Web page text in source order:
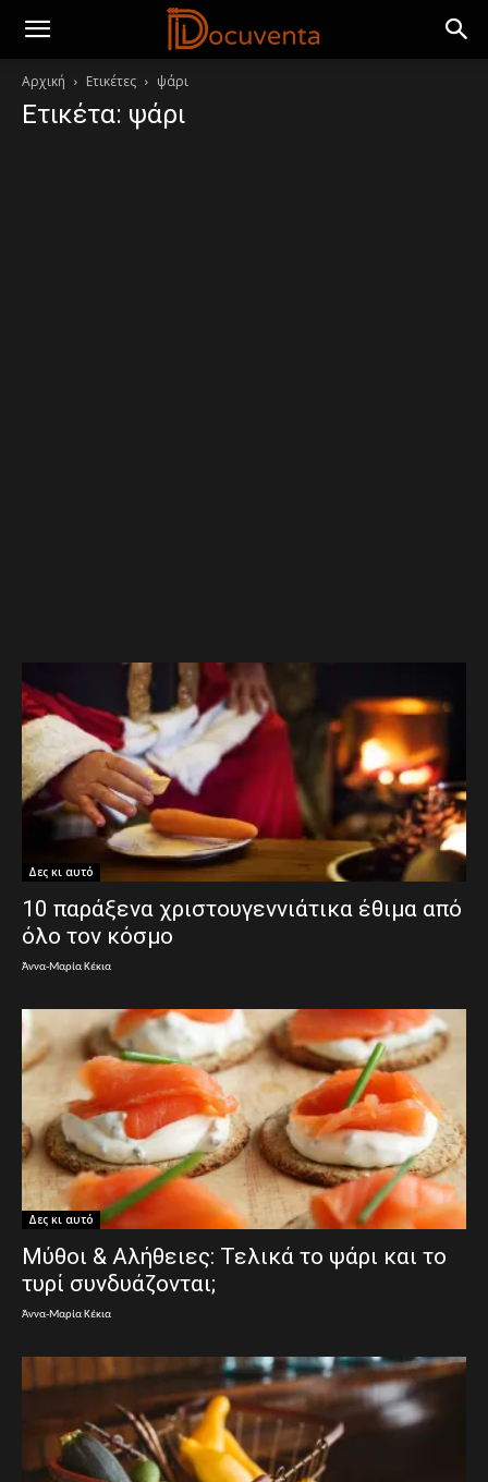
Αρχική Ετικέτες ψάρι
Ετικέτα: ψάρι
Δες κι αυτό
10 παράξενα χριστουγεννιάτικα έθιμα από
όλο τον κόσμο
Άννα-Μαρία Κέκια
Δες κι αυτό
Μύθοι & Αλήθειες: Τελικά το ψάρι και το
τυρί συνδυάζονται;
Άννα-Μαρία Κέκια